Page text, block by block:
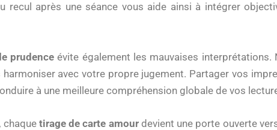
recul après une séance vous aide ainsi à intégrer
prudence évite également les mauvaises interprétations.
avec votre propre jugement. Partager vos
à une meilleure compréhension globale de vos
chaque tirage de carte amourdevient une porte ouverte